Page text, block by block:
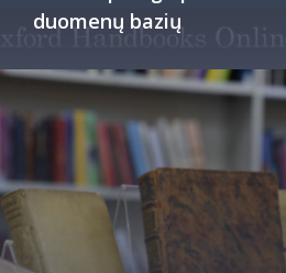
duomenų bazių